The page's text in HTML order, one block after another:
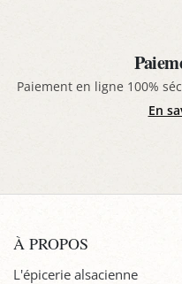
Paiement en ligne 100%
En
À PROPOS
L'épicerie alsacienne